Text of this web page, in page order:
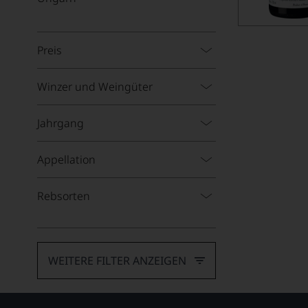
Preis
Winzer und Weingüter
Jahrgang
Appellation
Rebsorten
WEITERE FILTER ANZEIGEN